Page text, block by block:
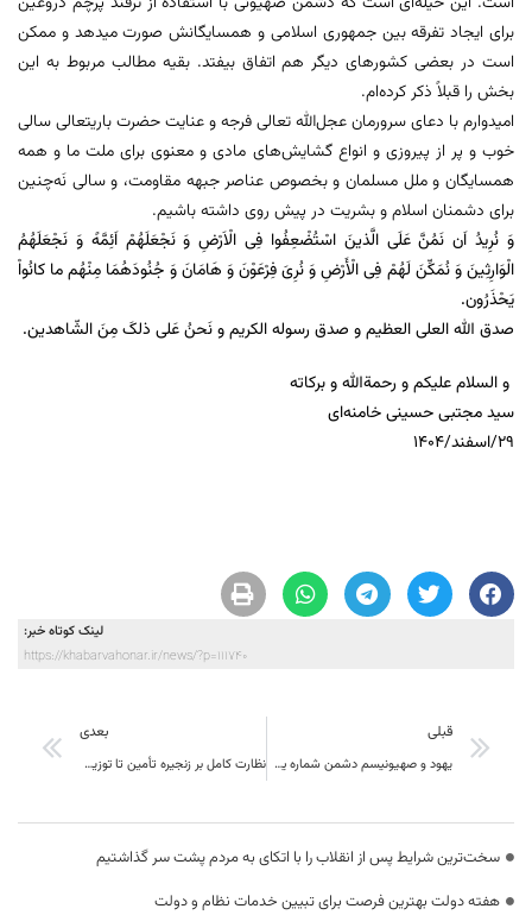
برای ایجاد تفرقه بین جمهوری اسلامی و همسایگانش صورت میدهد و ممکن
است در بعضی کشورهای دیگر هم اتفاق بیفتد. بقیه مطالب مربوط به این
بخش را قبلاً ذکر کرده‌ام.
امیدوارم با دعای سرورمان عجل‌الله تعالی فرجه و عنایت حضرت باریتعالی سالی
خوب و پر از پیروزی و انواع گشایش‌های مادی و معنوی برای ملت ما و همه
همسایگان و ملل مسلمان و بخصوص عناصر جبهه مقاومت، و سالی نَه‌چنین
برای دشمنان اسلام و بشریت در پیش روی داشته باشیم.
وَ نُرِیدُ اَن نَمُنَّ عَلَی الَّذینَ اسْتُضْعِفُوا فِی الْاَرْضِ وَ نَجْعَلَهُمْ اَئِمَّهً وَ نَجْعَلَهُمُ
الْوَارِثِینَ وَ نُمَکِّنَ لَهُمْ فِی الْأَرْضِوَ نُرِیَ فِرْعَوْنَ وَ هَامَانَ وَ جُنُودَهُمَا مِنْهُم ما کانُواْ
یَحْذَرُون.
صدق‌ الله العلی العظیم و صدق رسوله الکریم و نَحنُ عَلی ذلکَ مِنَ الشّاهدین.
و السلام علیکم و رحمةالله و برکاته
سید مجتبی حسینی خامنه‌ای
۲۹/اسفند/۱۴۰۴
لینک کوتاه خبر:
https://khabarvahonar.ir/news/?p=111740
قبلی
یهود و صهیونیسم دشمن شماره یک بشریت هستند
بعدی
نظارت کامل بر زنجیره تأمین تا توزیع میوه شب عید در خراسان جنوبی/ آغاز طرح از دورترین نقاط برای تحقق عدالت توزیعی
سخت‌ترین شرایط پس از انقلاب را با اتکای به مردم پشت سر گذاشتیم
هفته دولت بهترین فرصت برای تبیین خدمات نظام و دولت